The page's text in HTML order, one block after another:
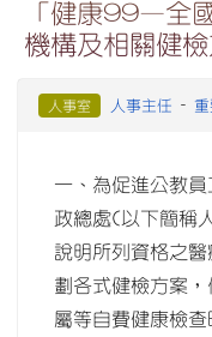
「健康99—全
機構及相關健檢
人事室 人事主任 - 重
一、為促進公教
政總處(以下簡稱
說明所列資格之
劃各式健檢方案
屬等自費健康檢查